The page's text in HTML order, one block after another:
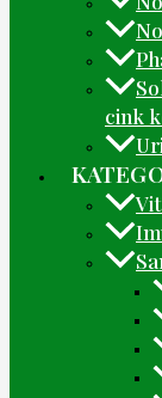
cink